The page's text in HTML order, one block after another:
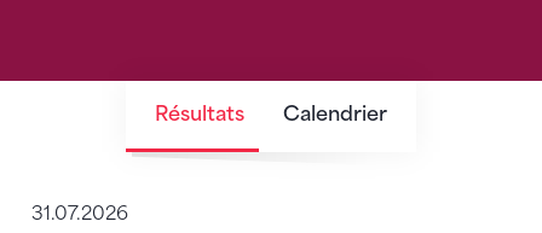
Résultats Calendrier
31.07.2026